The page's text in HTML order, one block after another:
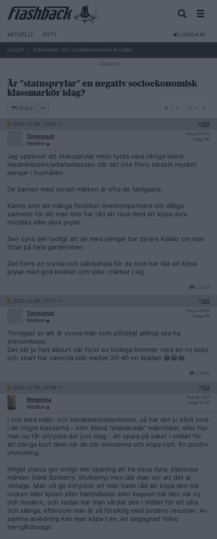
AKTUELLT NYTT LOGGA IN
Livsstil Subkulturer och socioekonomiska livsstilar
Är "statusprylar" en negativ socioekonomisk
klassmarkör idag?
Svara
2025-11-06, 13:55 #109
Tinyssnutt
Medlem
Reg: Jun 2015
Inlägg: 509
Jag upplever att statusprylar mest tycks vara viktiga bland
medelklassen/arbetarklassen där det inte finns särskilt mycket
pengar i hushållen.
De barnen med dyrast märken är ofta de fattigaste.
Känns som att många försöker överkompensera sitt dåliga
samvete för att man inte har råd att resa med att köpa dyra
hoodies eller dyra prylar.
Sen syns det tydligt att de med pengar har dyrare kläder om man
tittar på hela garderoben.
Det finns en styrka och självkänsla för de som har råd att köpa
prylar med god kvalitet och slita i märket i sig.
Citera
2025-11-06, 13:57 #110
Tinyssnutt
Medlem
Reg: Jun 2015
Inlägg: 509
Töntigast av allt är vuxna män som plötsligt allihop ska ha
stetsonkeps.
Det blir ju helt absurt när först en kollega kommer med en ny keps
och snart har varenda kille mellan 20-40 en likadan 😂😂😂
Citera
2025-11-06, 14:49 #111
Merwinna
Medlem
Reg: Apr 2015
Inlägg: 42 445
I och med miljö- och klimatmedvetenheten, så har det ju blivit inne
i de högre klasserna - eller bland "etablerade" människor, eller hur
man nu får uttrycka det just idag - att spara på saker i stället för
att slänga bort dem när de blir omoderna och köpa nytt. En positiv
utveckling.
Högst status ger enligt min spaning att ha vissa dyra, klassiska
märken (tänk Burberry, Mulberry) men där man ser att det är
vintage. Man vill ge intrycket att man hade råd att köpa den här
rocken eller kjolen eller handväskan eller kepsen när den var ny
och modern, och sedan har man vårdat den i stället för att slita
och slänga, eftersom man är så försiktig med jordens resurser. Av
samma anledning kan man köpa t.ex. en begagnad Volvo
herrgårdsvagn.